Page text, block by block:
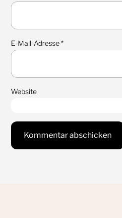
E-Mail-Adresse*
Website